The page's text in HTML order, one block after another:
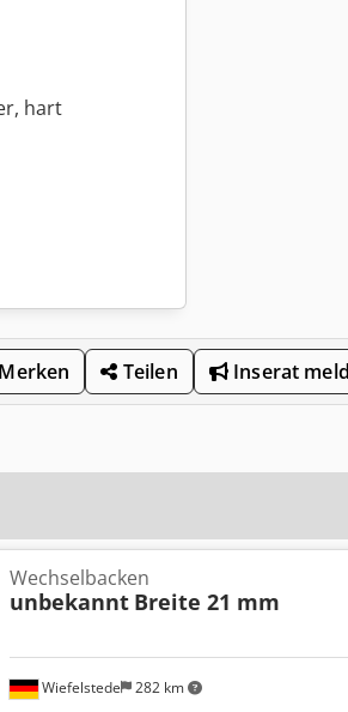
hart
Merken Teilen Inserat
Wiefelstede 282 km
Wechselbacken
unbekannt Breite 21 mm